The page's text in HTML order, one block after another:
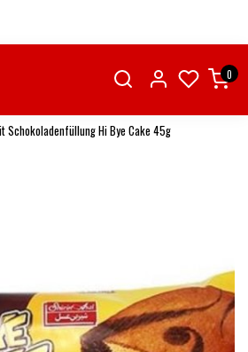
0
Schokoladenfüllung Hi Bye Cake 45g